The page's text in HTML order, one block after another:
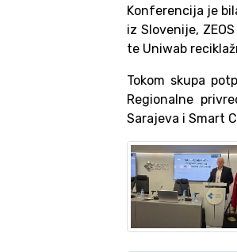
Konferencija je
iz Slovenije,
te Uniwab
Tokom skupa
Regionalne
Sarajeva i Smart